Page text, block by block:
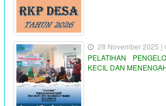
28 November 2025 |
PELATIHAN
KECIL DAN